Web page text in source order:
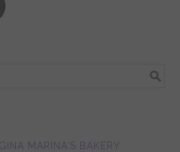
MARINA'S BAKERY